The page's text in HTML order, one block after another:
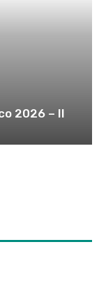
2026 – Il